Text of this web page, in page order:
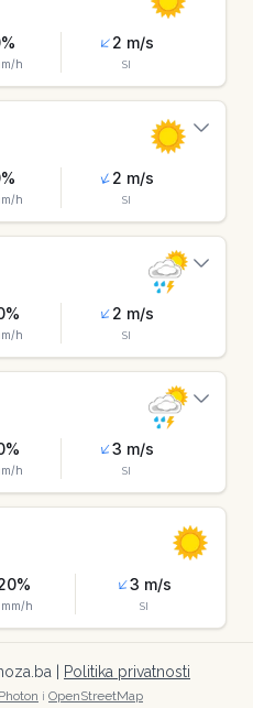
%
h
2 m/s
SI
%
h
2 m/s
SI
%
h
2 m/s
SI
%
h
3 m/s
SI
%
mm/h
3 m/s
SI
| Politika privatnosti
Photon i OpenStreetMap